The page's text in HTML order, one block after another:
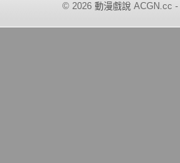
© 2026 動漫戲說 ACGN.cc